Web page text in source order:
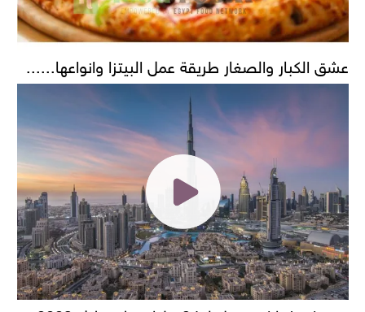
عشق الكبار والصغار طريقة عمل البيتزا وانواعها......